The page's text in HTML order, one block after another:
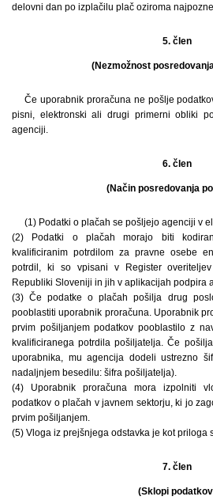
delovni dan po izplačilu plač oziroma
5. člen
(Nezmožnost
Če uporabnik proračuna ne pošlje
pisni, elektronski ali drugi primerni obliki
agenciji.
6. člen
(Način posredovanja
(1) Podatki o plačah se pošljejo agenciji v
(2) Podatki o plačah morajo biti
kvalificiranim potrdilom za pravne osebe
potrdil, ki so vpisani v Register
Republiki Sloveniji in jih v aplikacijah podpira
(3) Če podatke o plačah pošilja drug
pooblastiti uporabnik proračuna. Uporabnik
prvim pošiljanjem podatkov pooblastilo z
kvalificiranega potrdila pošiljatelja. Če
uporabnika, mu agencija dodeli ustrezno
nadaljnjem besedilu: šifra pošiljatelja).
(4) Uporabnik proračuna mora izpolniti
podatkov o plačah v javnem sektorju, ki jo
prvim pošiljanjem.
(5) Vloga iz prejšnjega odstavka je kot priloga
7. člen
(Sklopi